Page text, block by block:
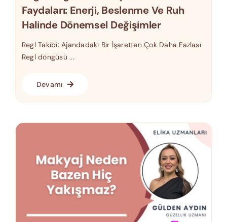
Faydaları: Enerji, Beslenme Ve Ruh
Halinde Dönemsel Değişimler
Regl Takibi: Ajandadaki Bir İşaretten Çok Daha Fazlası
Regl döngüsü ...
Devamı